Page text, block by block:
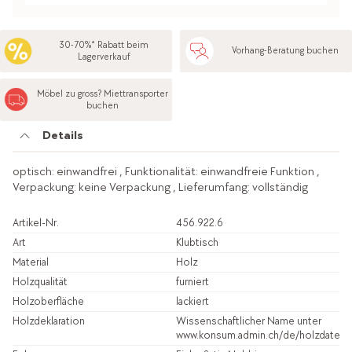
30-70%* Rabatt beim
Lagerverkauf
Vorhang-Beratung buchen
Möbel zu gross? Miettransporter
buchen
Details
optisch: einwandfrei , Funktionalität: einwandfreie Funktion ,
Verpackung: keine Verpackung , Lieferumfang: vollständig
Artikel-Nr.
456.922.6
Art
Klubtisch
Material
Holz
Holzqualität
furniert
Holzoberfläche
lackiert
Holzdeklaration
Wissenschaftlicher Name unter
www.konsum.admin.ch/de/